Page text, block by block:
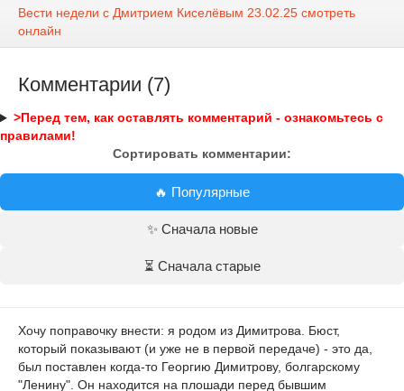
Вести недели с Дмитрием Киселёвым 23.02.25 смотреть
онлайн
Комментарии (7)
>Перед тем, как оставлять комментарий - ознакомьтесь с
правилами!
Сортировать комментарии:
🔥 Популярные
✨ Сначала новые
⏳ Сначала старые
Хочу поправочку внести: я родом из Димитрова. Бюст,
который показывают (и уже не в первой передаче) - это да,
был поставлен когда-то Георгию Димитрову, болгарскому
"Ленину". Он находится на плошади перед бывшим